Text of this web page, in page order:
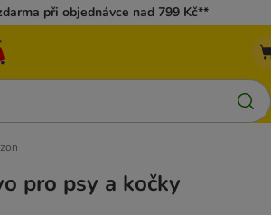
při objednávce nad 799 Kč**
pro psy a kočky